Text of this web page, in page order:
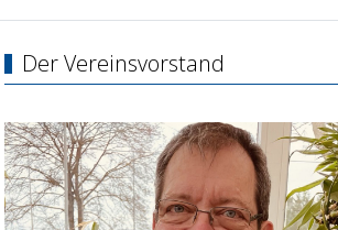
Der Vereinsvorstand